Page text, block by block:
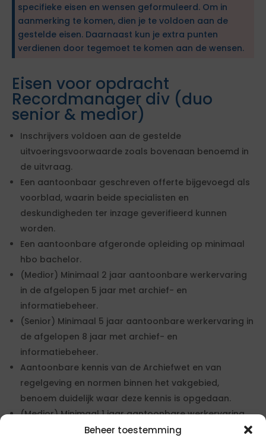
Beheer toestemming
specifieke eisen en wensen geformuleerd. Om in
aanmerking te komen, dien je te voldoen aan de
gestelde eisen. Daarnaast kun je extra punten
verdienen door tegemoet te komen aan de wensen.
Eisen voor opdracht
Recordmanager div (duo
senior & medior)
Inschrijvers voldoen aan de gestelde
uitvoeringsvoorwaarde zoals bovenaan benoemd in
de uitvraag.
Een aantoonbaar geschreven offerte bijgevoegd als
voorblad, waarin beide specialisten en
deskundigheden ter inzage geverifieerd kunnen
worden.
Een aantoonbare afgeronde opleiding op minimaal
hbo bachelor.
(Medior) Minimaal 2 jaar aantoonbare werkervaring
in de afgelopen 5 jaar met archief- en
informatiebeheer.
(Senior) Minimaal 5 jaar aantoonbare werkervaring in
de afgelopen 8 jaar met archief- en
informatiebeheer.
Aantoonbare kennis van de Archiefwet en van
regelgeving en normen binnen het vakgebied,
benoem duidelijk waar deze kennis is opgedaan.
(Medior) Minimaal 1 jaar aantoonbare werkervaring
binnen een overheidsorganisatie.